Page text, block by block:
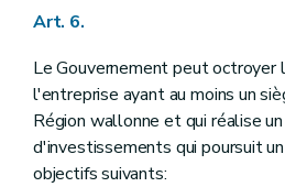
Art. 6.
Le Gouvernement peut octroyer
l'entreprise ayant au moins un
Région wallonne et qui réalise
d'investissements qui poursuit
objectifs suivants: